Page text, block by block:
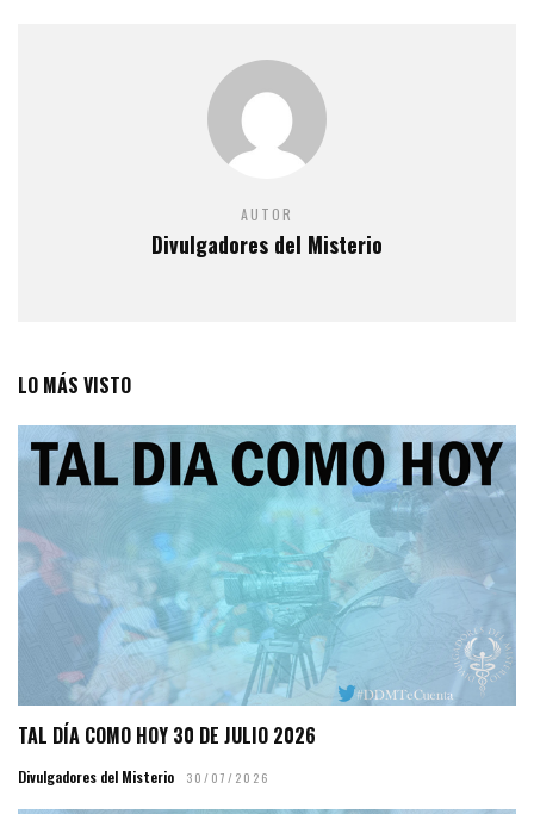
AUTOR
Divulgadores del Misterio
LO MÁS VISTO
TAL DÍA COMO HOY 30 DE JULIO 2026
Divulgadores del Misterio 30/07/2026